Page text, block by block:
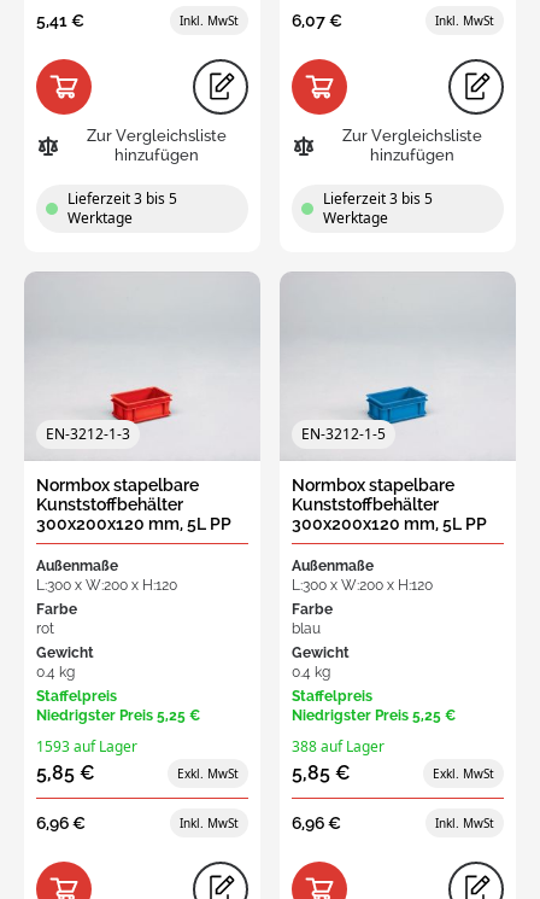
5,41 €
Zur Vergleichsliste
hinzufügen
Lieferzeit 3 bis 5
Werktage
6,07 €
Zur Vergleichsliste
hinzufügen
Lieferzeit 3 bis 5
Werktage
EN-3212-1-3
Normbox stapelbare
Kunststoffbehälter
300x200x120 mm, 5L PP
virgin rood
Außenmaße
L:300 x W:200 x H:120
Farbe
rot
Gewicht
0.4 kg
Staffelpreis
Niedrigster Preis 5,25 €
1593 auf Lager
5,85 €
6,96 €
EN-3212-1-5
Normbox stapelbare
Kunststoffbehälter
300x200x120 mm, 5L PP
virgin blau
Außenmaße
L:300 x W:200 x H:120
Farbe
blau
Gewicht
0.4 kg
Staffelpreis
Niedrigster Preis 5,25 €
388 auf Lager
5,85 €
6,96 €